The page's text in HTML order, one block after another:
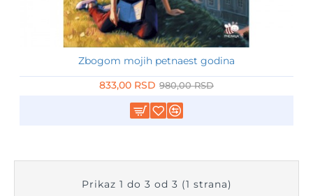
Zbogom mojih petnaest godina
833,00 RSD 980,00 RSD
Prikaz 1 do 3 od 3 (1 strana)